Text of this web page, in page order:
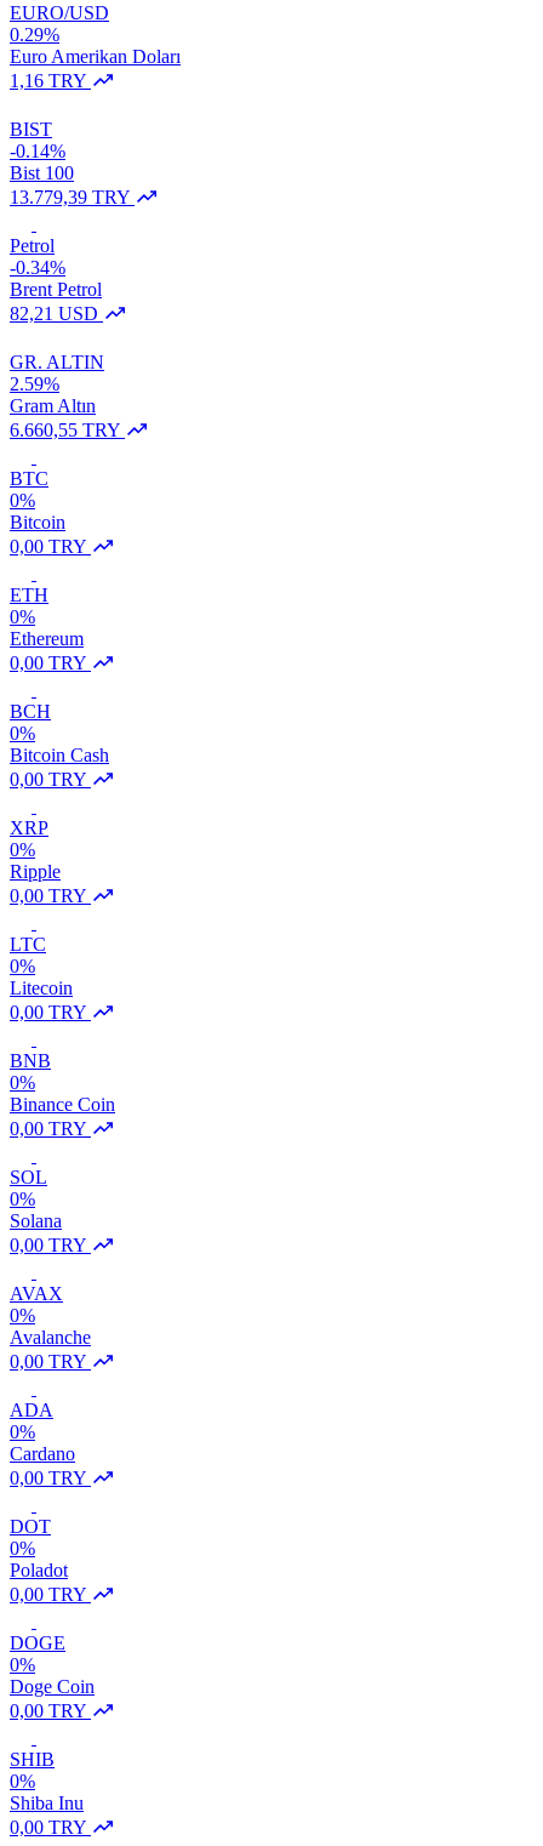
EURO/USD
0.29%
Euro Amerikan Doları
1,16 TRY
BIST
-0.14%
Bist 100
13.779,39 TRY
Petrol
-0.34%
Brent Petrol
82,21 USD
GR. ALTIN
2.59%
Gram Altın
6.660,55 TRY
BTC
0%
Bitcoin
0,00 TRY
ETH
0%
Ethereum
0,00 TRY
BCH
0%
Bitcoin Cash
0,00 TRY
XRP
0%
Ripple
0,00 TRY
LTC
0%
Litecoin
0,00 TRY
BNB
0%
Binance Coin
0,00 TRY
SOL
0%
Solana
0,00 TRY
AVAX
0%
Avalanche
0,00 TRY
ADA
0%
Cardano
0,00 TRY
DOT
0%
Poladot
0,00 TRY
DOGE
0%
Doge Coin
0,00 TRY
SHIB
0%
Shiba Inu
0,00 TRY